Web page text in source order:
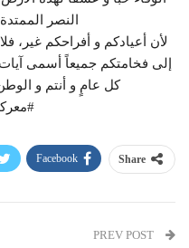
النصر
لأن أعيادكم و أفراحكم غير،
إلى فخامتكم جميعاً أسمى آيات
كل عامٍ و أنتم و
Share
Facebook